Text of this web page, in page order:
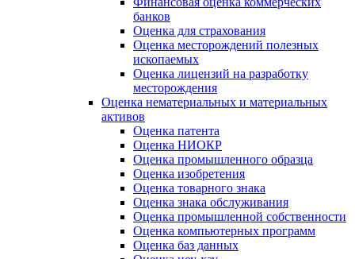
банков
Оценка для страхования
Оценка месторождений полезных
ископаемых
Оценка лицензий на разработку
месторождения
Оценка нематериальных и материальных
активов
Оценка патента
Оценка НИОКР
Оценка промышленного образца
Оценка изобретения
Оценка товарного знака
Оценка знака обслуживания
Оценка промышленной собственности
Оценка компьютерных программ
Оценка баз данных